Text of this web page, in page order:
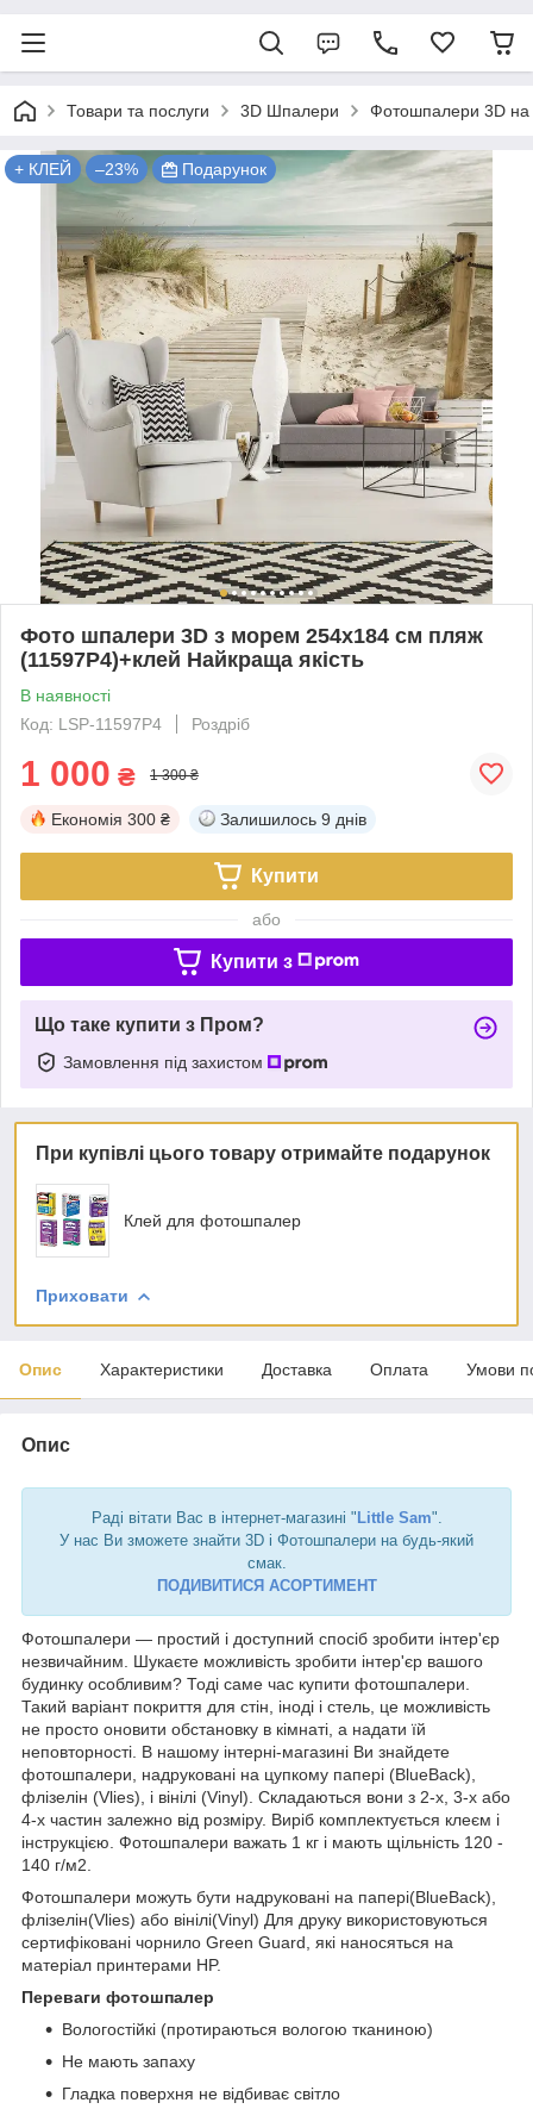
Товари та послуги 3D Шпалери Фотошпалери 3D на
+ КЛЕЙ –23% Подарунок
Фото шпалери 3D з морем 254x184 см пляж
(11597P4)+клей Найкраща якість
В наявності
Код: LSP-11597P4
Роздріб
1 000 ₴ 1 300 ₴
Економія 300 ₴ Залишилось 9 днів
Купити
або
Купити з
Що таке купити з Пром?
Замовлення під захистом
При купівлі цього товару отримайте подарунок
Клей для фотошпалер
Приховати
Опис Характеристики Доставка Оплата Умови
Опис
Раді вітати Вас в інтернет-магазині " Little Sam".
У нас Ви зможете знайти 3D і Фотошпалери на будь-який
смак.
ПОДИВИТИСЯ АСОРТИМЕНТ
Фотошпалери — простий і доступний спосіб зробити інтер'єр
незвичайним. Шукаєте можливість зробити інтер'єр вашого
будинку особливим? Тоді саме час купити фотошпалери.
Такий варіант покриття для стін, іноді і стель, це можливість
не просто оновити обстановку в кімнаті, а надати їй
неповторності. В нашому інтерні-магазині Ви знайдете
фотошпалери, надруковані на цупкому папері (BlueBack),
флізелін (Vlies), і вінілі (Vinyl). Складаються вони з 2-х, 3-х або
4-х частин залежно від розміру. Виріб комплектується клеєм і
інструкцією. Фотошпалери важать 1 кг і мають щільність 120 -
140 г/м2.
Фотошпалери можуть бути надруковані на папері(BlueBack),
флізелін(Vlies) або вінілі(Vinyl) Для друку використовуються
сертифіковані чорнило Green Guard, які наносяться на
матеріал принтерами HP.
Переваги фотошпалер
Вологостійкі (протираються вологою тканиною)
Не мають запаху
Гладка поверхня не відбиває світло